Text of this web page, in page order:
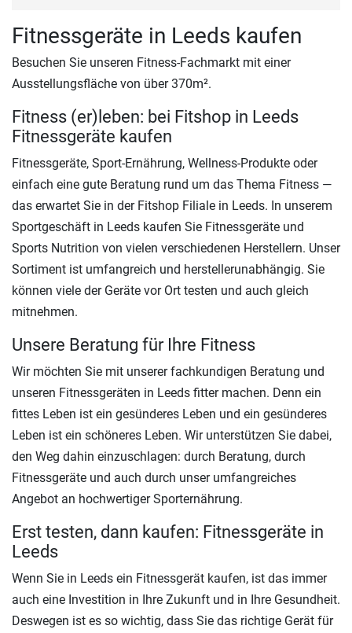
Fitnessgeräte in Leeds kaufen
Besuchen Sie unseren Fitness-Fachmarkt mit einer
Ausstellungsfläche von über 370m².
Fitness (er)leben: bei Fitshop in Leeds
Fitnessgeräte kaufen
Fitnessgeräte, Sport-Ernährung, Wellness-Produkte oder
einfach eine gute Beratung rund um das Thema Fitness —
das erwartet Sie in der Fitshop Filiale in Leeds. In unserem
Sportgeschäft in Leeds kaufen Sie Fitnessgeräte und
Sports Nutrition von vielen verschiedenen Herstellern. Unser
Sortiment ist umfangreich und herstellerunabhängig. Sie
können viele der Geräte vor Ort testen und auch gleich
mitnehmen.
Unsere Beratung für Ihre Fitness
Wir möchten Sie mit unserer fachkundigen Beratung und
unseren Fitnessgeräten in Leeds fitter machen. Denn ein
fittes Leben ist ein gesünderes Leben und ein gesünderes
Leben ist ein schöneres Leben. Wir unterstützen Sie dabei,
den Weg dahin einzuschlagen: durch Beratung, durch
Fitnessgeräte und auch durch unser umfangreiches
Angebot an hochwertiger Sporternährung.
Erst testen, dann kaufen: Fitnessgeräte in
Leeds
Wenn Sie in Leeds ein Fitnessgerät kaufen, ist das immer
auch eine Investition in Ihre Zukunft und in Ihre Gesundheit.
Deswegen ist es so wichtig, dass Sie das richtige Gerät für